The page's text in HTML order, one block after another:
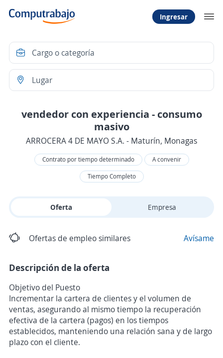
Ingresar
vendedor con experiencia - consumo
masivo
ARROCERA 4 DE MAYO S.A. - Maturín, Monagas
Contrato por tiempo determinado
A convenir
Tiempo Completo
Oferta Empresa
Ofertas de empleo similares Avísame
Descripción de la oferta
Objetivo del Puesto
Incrementar la cartera de clientes y el volumen de
ventas, asegurando al mismo tiempo la recuperación
efectiva de la cartera (pagos) en los tiempos
establecidos, manteniendo una relación sana y de largo
plazo con el cliente.